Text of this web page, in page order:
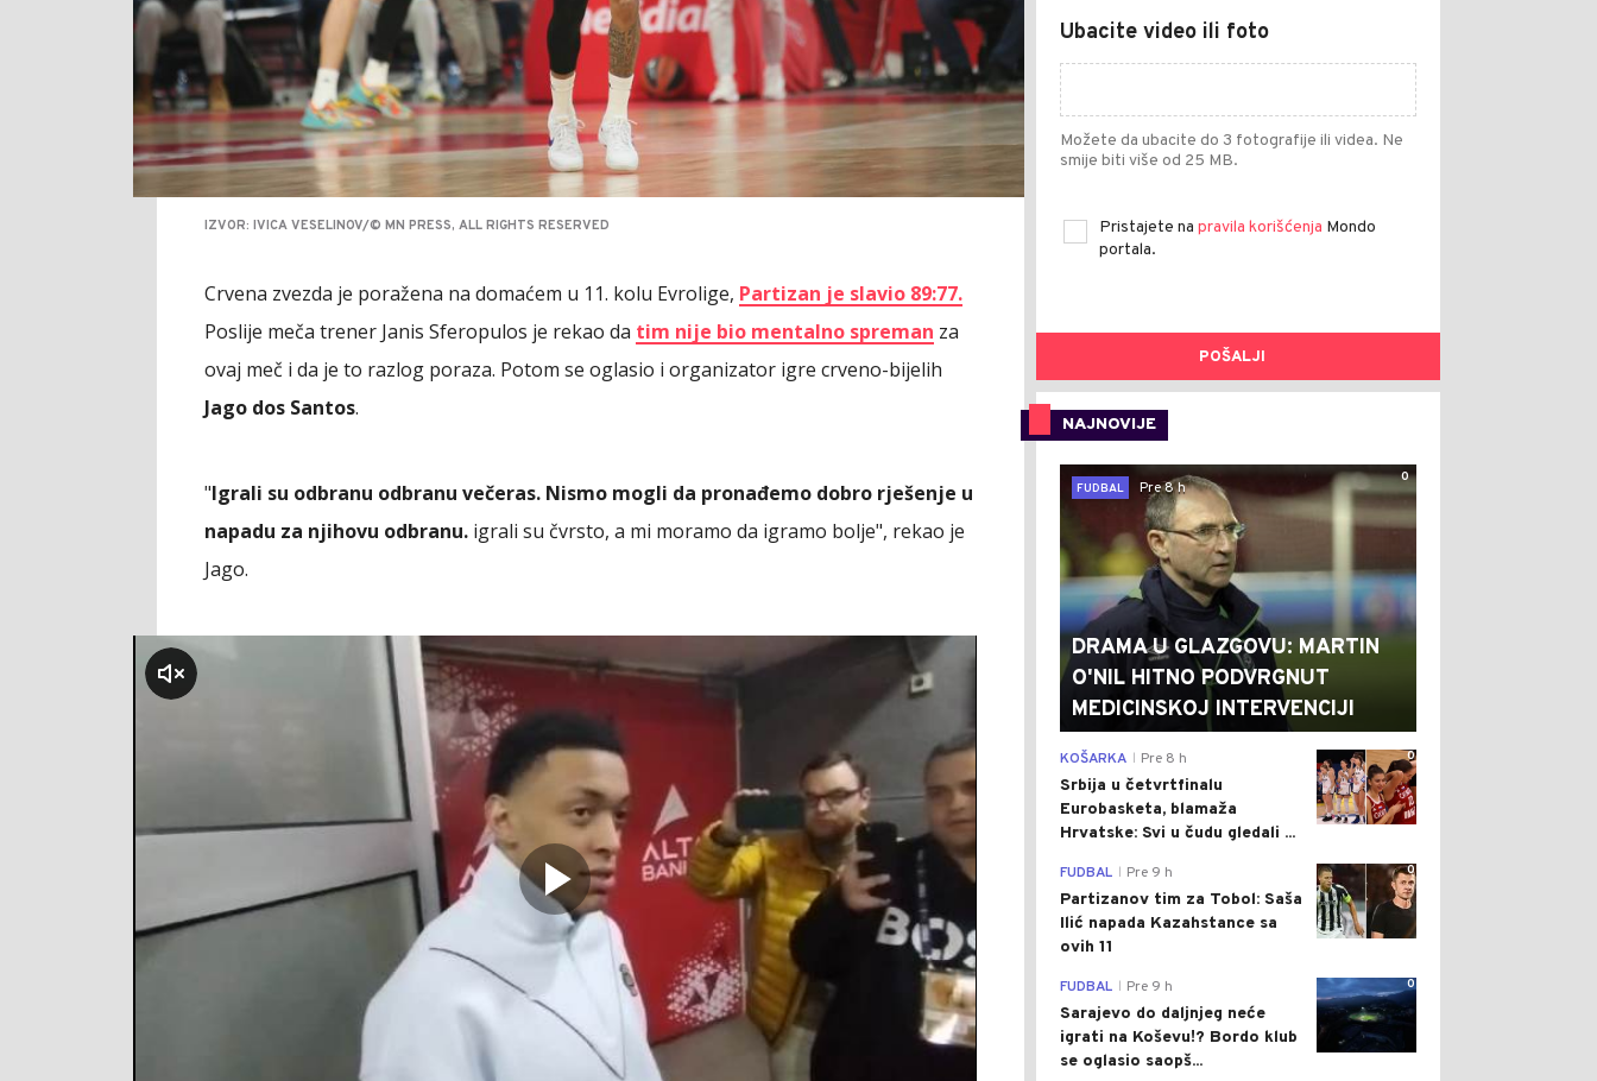
IZVOR: IVICA VESELINOV/© MN PRESS, ALL RIGHTS RESERVED
Crvena zvezda je poražena na domaćem u 11. kolu Evrolige, Partizan je slavio 89:77.
Poslije meča trener Janis Sferopulos je rekao da tim nije bio mentalno spreman za
ovaj meč i da je to razlog poraza. Potom se oglasio i organizator igre crveno-bijelih
Jago dos Santos.
"Igrali su odbranu odbranu večeras. Nismo mogli da pronađemo dobro rješenje u
napadu za njihovu odbranu. igrali su čvrsto, a mi moramo da igramo bolje", rekao je
Jago.
klikni za zvuk
Ubacite video ili foto
Možete da ubacite do 3 fotografije ili videa. Ne
smije biti više od 25 MB.
Pristajete na pravila korišćenja Mondo
portala.
POŠALJI
NAJNOVIJE
0
FUDBAL
Pre 8 h
DRAMA U GLAZGOVU: MARTIN
O'NIL HITNO PODVRGNUT
MEDICINSKOJ INTERVENCIJI
0
KOŠARKA Pre 8 h
Srbija u četvrtfinalu
Eurobasketa, blamaža
Hrvatske: Svi u čudu gledali ...
0
FUDBAL Pre 9 h
Partizanov tim za Tobol: Saša
Ilić napada Kazahstance sa
ovih 11
0
FUDBAL Pre 9 h
Sarajevo do daljnjeg neće
igrati na Koševu!? Bordo klub
se oglasio saopš...